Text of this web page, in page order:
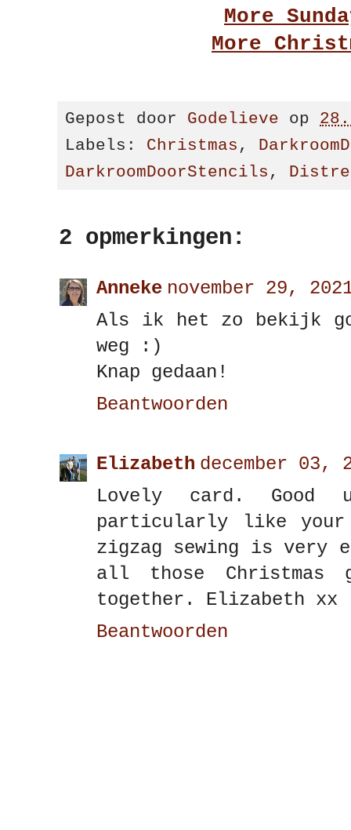
More
More
Gepost door Godelieve op
Labels: Christmas ,
DarkroomDoorStencils ,
2 opmerkingen:
Anneke november 29,
Als ik het zo bekijk
weg :)
Knap gedaan!
Beantwoorden
Elizabeth december 03,
Lovely card.
particularly like your
zigzag sewing is very
all those Christmas
together. Elizabeth xx
Beantwoorden